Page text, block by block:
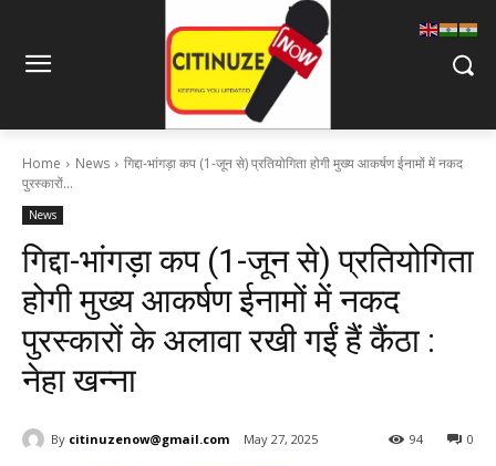
Home News
गिद्दा-भांगड़ा कप (1-जून से) प्रतियोगिता होगी मुख्य आकर्षण ईनामों में नकद
पुरस्कारों...
News
गिद्दा-भांगड़ा कप (1-जून से) प्रतियोगिता
होगी मुख्य आकर्षण ईनामों में नकद
पुरस्कारों के अलावा रखी गईं हैं कैंठा :
नेहा खन्ना
By citinuzenow@gmail.com May 27, 2025 0
94